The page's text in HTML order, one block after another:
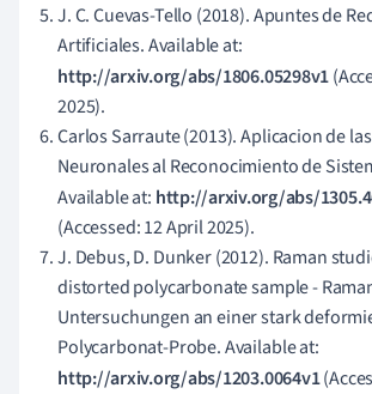
J. C. Cuevas-Tello (2018). Apuntes de
Artificiales. Available at:
http://arxiv.org/abs/1806.05298v1
2025).
Carlos Sarraute (2013). Aplicacion de
Neuronales al Reconocimiento de
Available at: http://arxiv.org/abs/
(Accessed: 12 April 2025).
J. Debus, D. Dunker (2012). Raman
distorted polycarbonate sample -
Untersuchungen an einer stark
Polycarbonat-Probe. Available at:
http://arxiv.org/abs/1203.0064v1